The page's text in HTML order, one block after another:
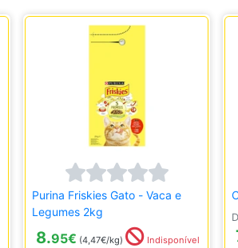
Purina Friskies Gato - Vaca e
Legumes 2kg
8.95€ (4,47€/kg) Indisponível